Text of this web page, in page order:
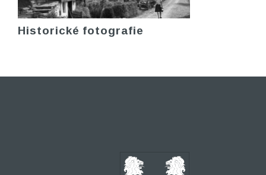
Historické fotografie